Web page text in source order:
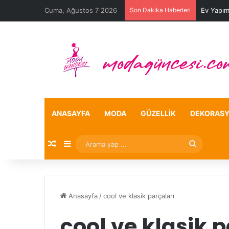
Cuma, Ağustos 7 2026 Son Dakika Haberleri Ev
ANASAYFA MODA GÜZELLIK
Rastgele Makale
Kenar Bölmesi
Arama
yap
Anasayfa /cool ve klasik parçaları